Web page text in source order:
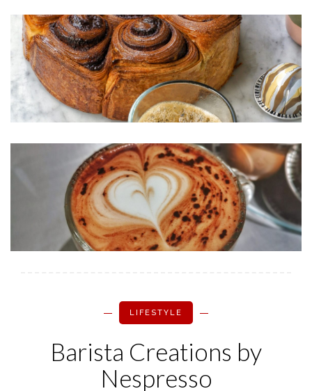
LIFESTYLE
Barista Creations by
Nespresso